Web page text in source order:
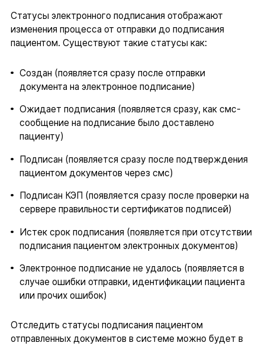
Статусы электронного подписания отображают
изменения процесса от отправки до подписания
пациентом. Существуют такие статусы как:
Создан (появляется сразу после отправки
документа на электронное подписание)
Ожидает подписания (появляется сразу, как смс-
сообщение на подписание было доставлено
пациенту)
Подписан (появляется сразу после подтверждения
пациентом документов через смс)
Подписан КЭП (появляется сразу после проверки на
сервере правильности сертификатов подписей)
Истек срок подписания (появляется при отсутствии
подписания пациентом электронных документов)
Электронное подписание не удалось (появляется в
случае ошибки отправки, идентификации пациента
или прочих ошибок)
Отследить статусы подписания пациентом
отправленных документов в системе можно будет в